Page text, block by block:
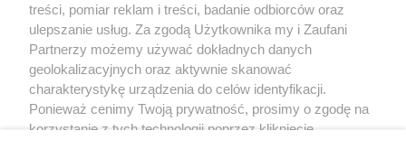
O nas
treści, pomiar reklam i treści, badanie odbiorców oraz
ulepszanie usług. Za zgodą Użytkownika my i Zaufani
Partnerzy możemy używać dokładnych danych
geolokalizacyjnych oraz aktywnie skanować
charakterystykę urządzenia do celów identyfikacji.
Ponieważ cenimy Twoją prywatność, prosimy o zgodę na
korzystanie z tych technologii poprzez kliknięcie